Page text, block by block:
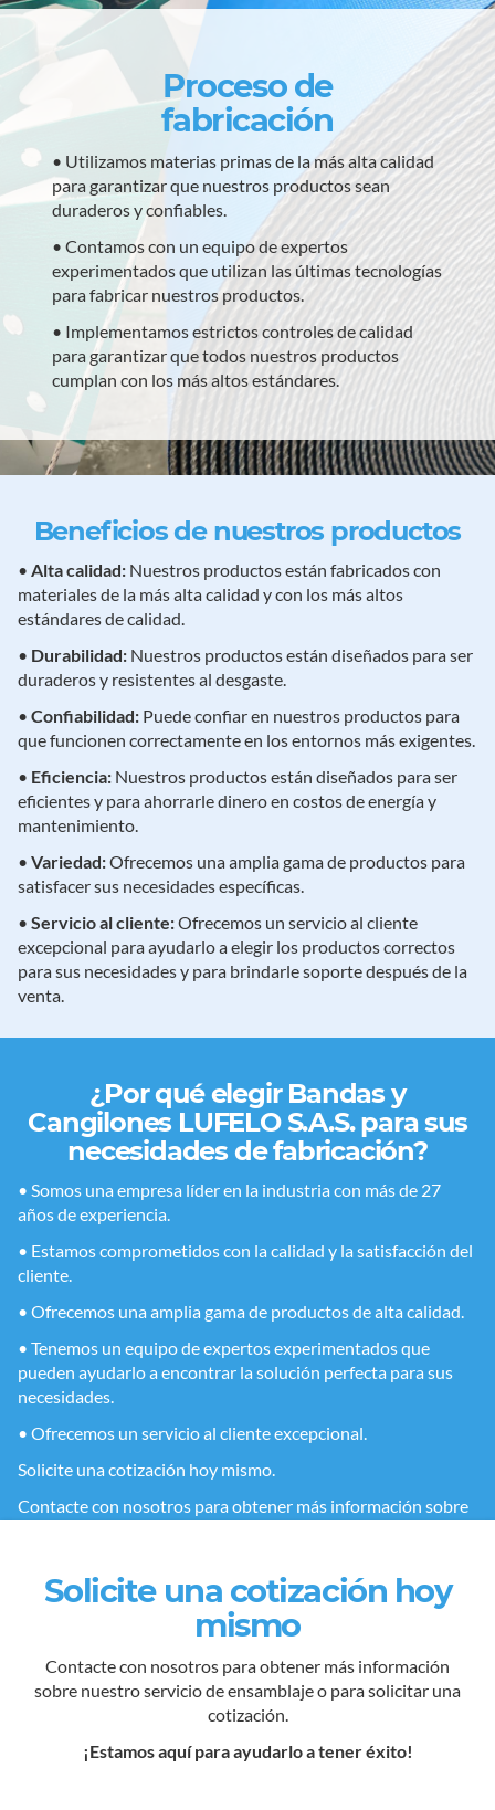
Proceso de
fabricación
• Utilizamos materias primas de la más alta calidad
para garantizar que nuestros productos sean
duraderos y confiables.
• Contamos con un equipo de expertos
experimentados que utilizan las últimas tecnologías
para fabricar nuestros productos.
• Implementamos estrictos controles de calidad
para garantizar que todos nuestros productos
cumplan con los más altos estándares.
Beneficios de nuestros productos
• Alta calidad: Nuestros productos están fabricados con
materiales de la más alta calidad y con los más altos
estándares de calidad.
• Durabilidad: Nuestros productos están diseñados para ser
duraderos y resistentes al desgaste.
• Confiabilidad: Puede confiar en nuestros productos para
que funcionen correctamente en los entornos más exigentes.
• Eficiencia: Nuestros productos están diseñados para ser
eficientes y para ahorrarle dinero en costos de energía y
mantenimiento.
• Variedad:Ofrecemos una amplia gama de productos para
satisfacer sus necesidades específicas.
• Servicio al cliente:Ofrecemos un servicio al cliente
excepcional para ayudarlo a elegir los productos correctos
para sus necesidades y para brindarle soporte después de la
venta.
¿Por qué elegir Bandas y
Cangilones LUFELO S.A.S. para sus
necesidades de fabricación?
• Somos una empresa líder en la industria con más de 27
años de experiencia.
• Estamos comprometidos con la calidad y la satisfacción del
cliente.
• Ofrecemos una amplia gama de productos de alta calidad.
• Tenemos un equipo de expertos experimentados que
pueden ayudarlo a encontrar la solución perfecta para sus
necesidades.
• Ofrecemos un servicio al cliente excepcional.
Solicite una cotización hoy mismo.
Contacte con nosotros para obtener más información sobre
Solicite una cotización hoy
mismo
Contacte con nosotros para obtener más información
sobre nuestro servicio de ensamblaje o para solicitar una
cotización.
¡Estamos aquí para ayudarlo a tener éxito!